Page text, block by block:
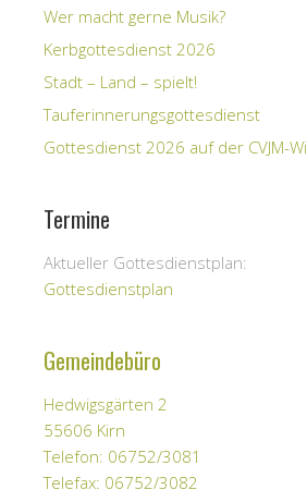
Wer macht gerne Musik?
Kerbgottesdienst 2026
Stadt – Land – spielt!
Tauferinnerungsgottesdienst
Gottesdienst 2026 auf der CVJM-
Termine
Aktueller Gottesdienstplan:
Gottesdienstplan
Gemeindebüro
Hedwigsgärten 2
55606 Kirn
Telefon: 06752/3081
Telefax: 06752/3082